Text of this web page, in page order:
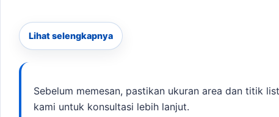
menjadi rujukan sebelum menentukan ukuran, desain,
Waktu Produksi:Estimasi produksi 3-7 hari kerja,
Pengiriman:Kami melayani pengiriman di area
Lihat selengkapnya
Sebelum memesan, pastikan ukuran area dan titik
kami untuk konsultasi lebih lanjut.